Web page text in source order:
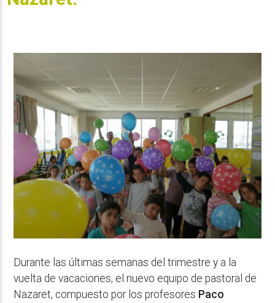
Durante las últimas semanas del trimestre y a la
vuelta de vacaciones, el nuevo equipo de pastoral de
Nazaret, compuesto por los profesores Paco